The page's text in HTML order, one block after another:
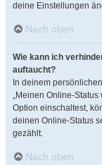
deine Einstellungen
Nach oben
Wie kann ich
auftaucht?
In deinem
„Meinen Online-
Option einschaltest,
deinen Online-Status
gezählt.
Nach oben